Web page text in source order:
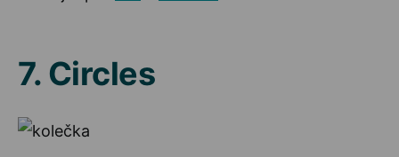
7. Circles